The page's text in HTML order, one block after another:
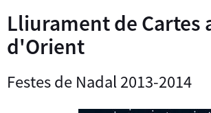
Lliurament de Cartes
d'Orient
Festes de Nadal 2013-2014